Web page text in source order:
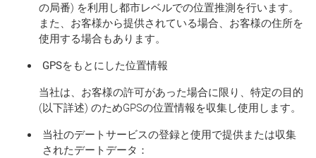
の局番) を利用し都市レベルでの位置推測を行います。
また、お客様から提供されている場合、お客様の住所を
使用する場合もあります。
GPSをもとにした位置情報
当社は、お客様の許可があった場合に限り、特定の目的
(以下詳述) のためGPSの位置情報を収集し使用します。
当社のデートサービスの登録と使用で提供または収集
されたデートデータ：